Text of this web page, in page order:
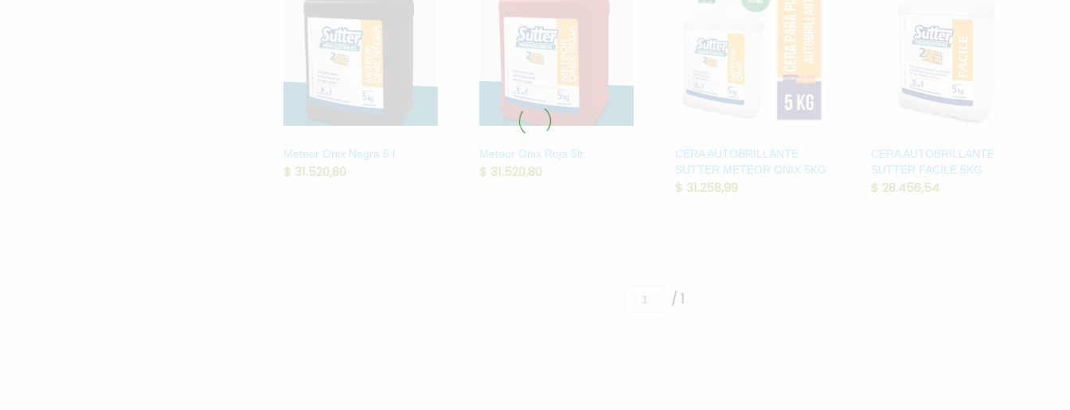
Meteor Onix Negra 5 l
$ 31.520,80
Meteor Onix Roja 5lt.
$ 31.520,80
CERA AUTOBRILLANTE
SUTTER METEOR ONIX 5KG
$ 31.258,99
CERA AUTOBRILLANTE
SUTTER FACILE 5KG
$ 28.456,54
/ 1